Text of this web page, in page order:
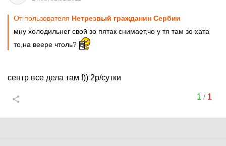
От пользователя Нетрезвый гражданин Сербии
мну холодильнег свой зо пятак снимает,чо у тя там зо хата
то,на веере чтоль?
сентр все дела там !)) 2р/сутки
1 / 1